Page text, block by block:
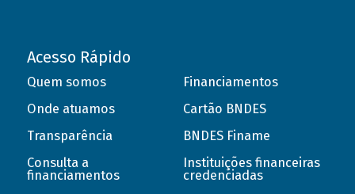
Acesso Rápido
Quem somos
Onde atuamos
Transparência
Consulta a
financiamentos
Financiamentos
Cartão BNDES
BNDES Finame
Instituições financeiras
credenciadas